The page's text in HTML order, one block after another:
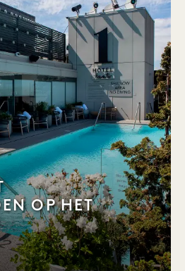
OP HET